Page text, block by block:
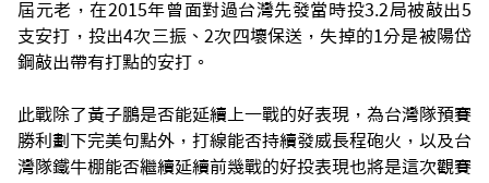
屆元老，在2015年曾面對過台灣先發當時投3.2局被敲出5
支安打，投出4次三振、2次四壞保送，失掉的1分是被陽岱
鋼敲出帶有打點的安打。
此戰除了黃子鵬是否能延續上一戰的好表現，為台灣隊預賽
勝利劃下完美句點外，打線能否持續發威長程砲火，以及台
灣隊鐵牛棚能否繼續延續前幾戰的好投表現也將是這次觀賽